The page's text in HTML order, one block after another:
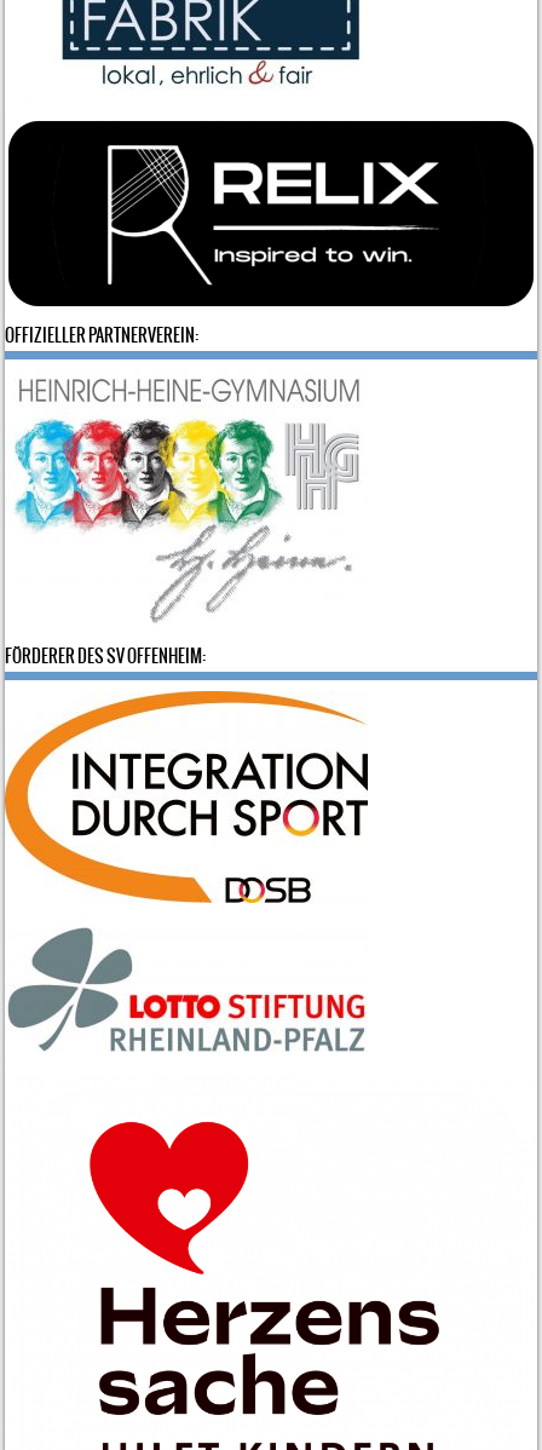
OFFIZIELLER PARTNERVEREIN:
FÖRDERER DES SV OFFENHEIM: